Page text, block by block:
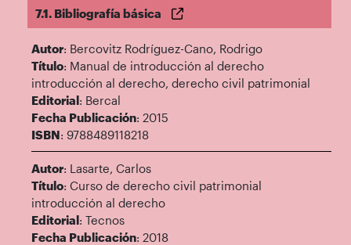
7.1. Bibliografía básica
Autor: Bercovitz Rodríguez-Cano, Rodrigo
Título: Manual de introducción al derecho
introducción al derecho, derecho civil patrimonial
Editorial: Bercal
Fecha Publicación: 2015
ISBN: 9788489118218
Autor: Lasarte, Carlos
Título: Curso de derecho civil patrimonial
introducción al derecho
Editorial: Tecnos
Fecha Publicación: 2018